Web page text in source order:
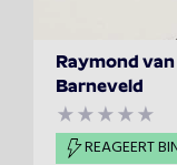
Raymond van
Barneveld
REAGEERT